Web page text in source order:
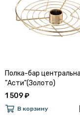
Полка-бар
"Асти"(Золото)
1 509 ₽
В корзину